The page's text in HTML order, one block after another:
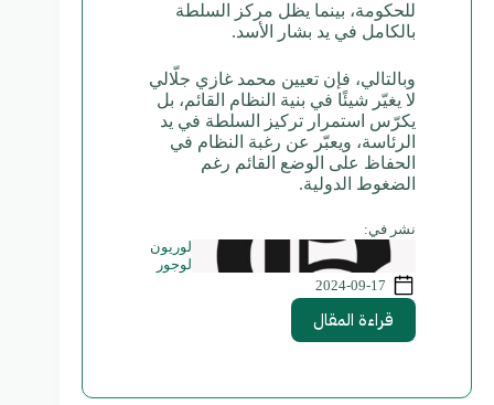
للحكومة، بينما يظل مركز السلطة
بالكامل في يد بشار الأسد.
وبالتالي، فإن تعيين محمد غازي جلّالي
لا يغيّر شيئًا في بنية النظام القائم، بل
يكرّس استمرار تركيز السلطة في يد
الرئاسة، ويعبّر عن رغبة النظام في
الحفاظ على الوضع القائم رغم
الضغوط الدولية.
نشر في:
لوريون
لوجور
2024-09-17
قراءة المقال